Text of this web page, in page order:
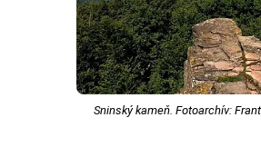
Sninský kameň. Fotoarchív: